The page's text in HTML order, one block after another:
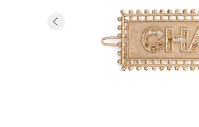
Previous